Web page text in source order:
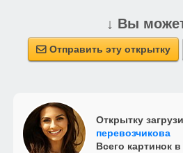
↓ Вы
 Отправить эту открытку
Открытку
перевозчикова
Всего картинок